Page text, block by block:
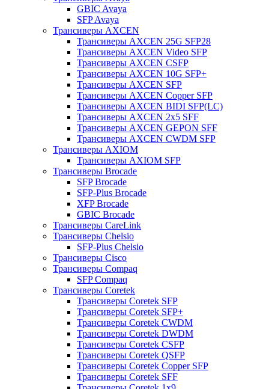
GBIC Avaya
SFP Avaya
Трансиверы AXCEN
Трансиверы AXCEN 25G SFP28
Трансиверы AXCEN Video SFP
Трансиверы AXCEN CSFP
Трансиверы AXCEN 10G SFP+
Трансиверы AXCEN SFP
Трансиверы AXCEN Copper SFP
Трансиверы AXCEN BIDI SFP(LC)
Трансиверы AXCEN 2x5 SFF
Трансиверы AXCEN GEPON SFF
Трансиверы AXCEN CWDM SFP
Трансиверы AXIOM
Трансиверы AXIOM SFP
Трансиверы Brocade
SFP Brocade
SFP-Plus Brocade
XFP Brocade
GBIC Brocade
Трансиверы CareLink
Трансиверы Chelsio
SFP-Plus Chelsio
Трансиверы Cisco
Трансиверы Compaq
SFP Compaq
Трансиверы Coretek
Трансиверы Coretek SFP
Трансиверы Coretek SFP+
Трансиверы Coretek CWDM
Трансиверы Coretek DWDM
Трансиверы Coretek CSFP
Трансиверы Coretek QSFP
Трансиверы Coretek Copper SFP
Трансиверы Coretek SFF